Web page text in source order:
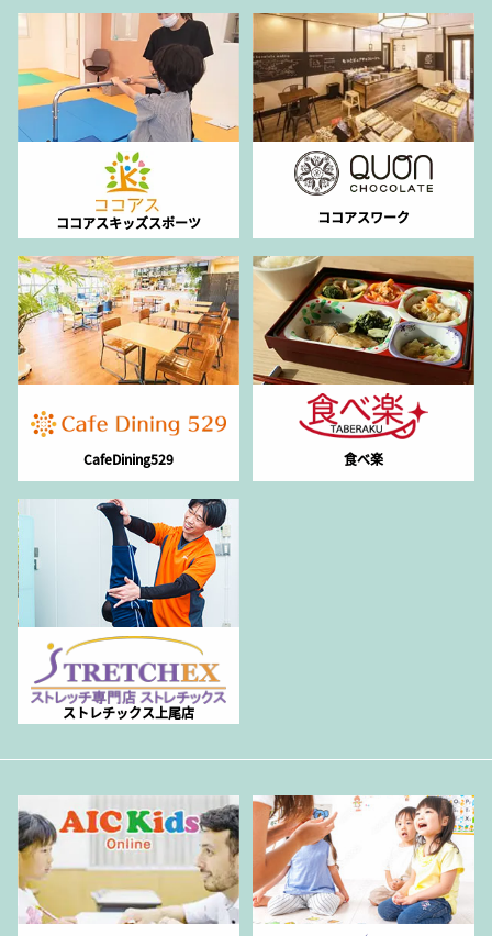
ココアスキッズスポーツ ココアスワーク
CafeDining529 食べ楽
ストレチックス上尾店